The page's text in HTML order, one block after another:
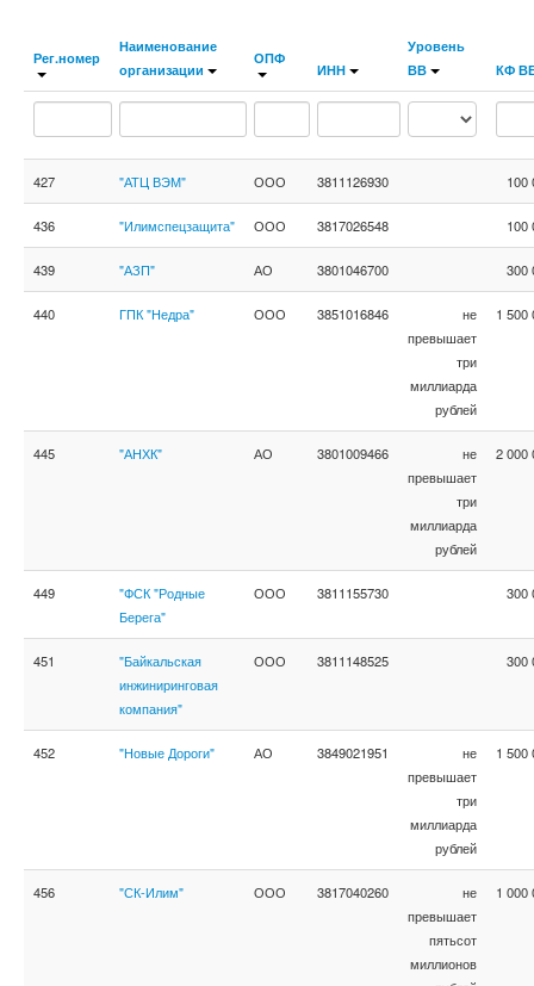
Рег.номер
Наименование
организации
ОПФ
ИНН
Уровень
ВВ
КФ
427 "АТЦ ВЭМ" ООО 3811126930 100
436 "Илимспецзащита" ООО 3817026548 100
439 "АЗП" АО 3801046700 300
440 ГПК "Недра" ООО 3851016846
не
превышает
три
миллиарда
рублей
1 500
445 "АНХК" АО 3801009466
не
превышает
три
миллиарда
рублей
2 000
449
"ФСК "Родные
Берега"
ООО 3811155730 300
451
"Байкальская
инжиниринговая
компания"
ООО 3811148525 300
452 "Новые Дороги" АО 3849021951
не
превышает
три
миллиарда
рублей
1 500
456 "СК-Илим" ООО 3817040260
не
превышает
пятьсот
миллионов
1 000